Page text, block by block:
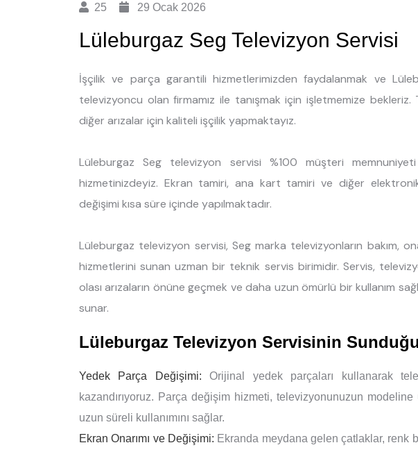
25 29 Ocak 2026
Lüleburgaz Seg Televizyon Servisi
İşçilik ve parça garantili hizmetlerimizden faydalanmak ve
televizyoncu olan firmamız ile tanışmak için işletmemize
diğer arızalar için kaliteli işçilik yapmaktayız.
Lüleburgaz Seg televizyon servisi %100 müşteri
hizmetinizdeyiz. Ekran tamiri, ana kart tamiri ve diğer
değişimi kısa süre içinde yapılmaktadır.
Lüleburgaz televizyon servisi, Seg marka televizyonların bakım,
hizmetlerini sunan uzman bir teknik servis birimidir. Servis,
olası arızaların önüne geçmek ve daha uzun ömürlü bir kullanım
sunar.
Lüleburgaz Televizyon Servisinin
Yedek Parça Değişimi: Orijinal yedek parçaları kullanarak
kazandırıyoruz. Parça değişim hizmeti, televizyonunuzun modeline
uzun süreli kullanımını sağlar.
Ekran Onarımı ve Değişimi: Ekranda meydana gelen çatlaklar, renk